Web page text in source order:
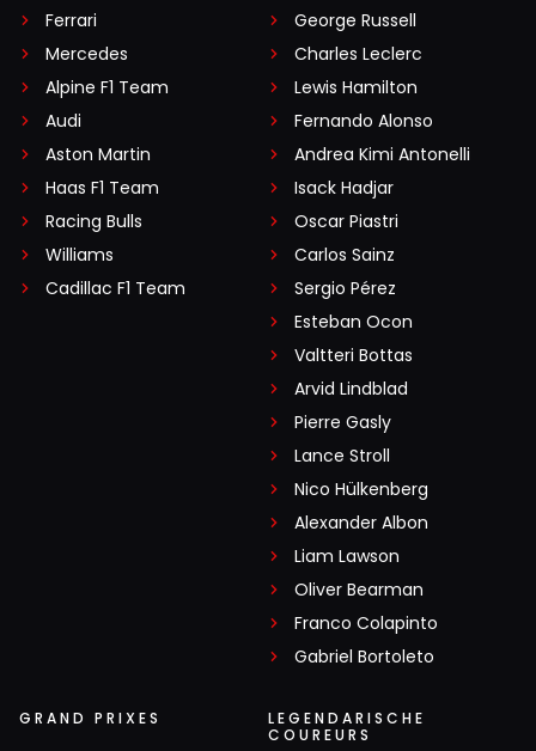
Ferrari
Mercedes
Alpine F1 Team
Audi
Aston Martin
Haas F1 Team
Racing Bulls
Williams
Cadillac F1 Team
George Russell
Charles Leclerc
Lewis Hamilton
Fernando Alonso
Andrea Kimi Antonelli
Isack Hadjar
Oscar Piastri
Carlos Sainz
Sergio Pérez
Esteban Ocon
Valtteri Bottas
Arvid Lindblad
Pierre Gasly
Lance Stroll
Nico Hülkenberg
Alexander Albon
Liam Lawson
Oliver Bearman
Franco Colapinto
Gabriel Bortoleto
GRAND PRIXES
LEGENDARISCHE
COUREURS